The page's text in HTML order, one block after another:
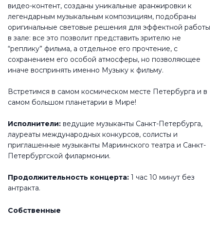
видео-контент, созданы уникальные аранжировки к
легендарным музыкальным композициям, подобраны
оригинальные световые решения для эффектной работы
в зале: все это позволит представить зрителю не
“реплику” фильма, а отдельное его прочтение, с
сохранением его особой атмосферы, но позволяющее
иначе воспринять именно Музыку к фильму.
Встретимся в самом космическом месте Петербурга и в
самом большом планетарии в Мире!
Исполнители: ведущие музыканты Санкт-Петербурга,
лауреаты международных конкурсов, солисты и
приглашенные музыканты Мариинского театра и Санкт-
Петербургской филармонии.
Продолжительность концерта: 1 час 10 минут без
антракта.
Собственные